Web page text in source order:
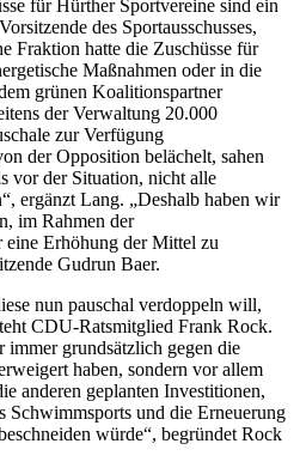
für Hürther Sportvereine sind ein
des Sportausschusses,
Fraktion hatte die Zuschüsse für
Maßnahmen oder in die
grünen Koalitionspartner
der Verwaltung 20.000
zur Verfügung
der Opposition belächelt, sahen
vor der Situation, nicht alle
ergänzt Lang. „Deshalb haben wir
im Rahmen der
eine Erhöhung der Mittel zu
Gudrun Baer.
nun pauschal verdoppeln will,
CDU-Ratsmitglied Frank Rock.
immer grundsätzlich gegen die
haben, sondern vor allem
anderen geplanten Investitionen,
Schwimmsports und die Erneuerung
würde“, begründet Rock